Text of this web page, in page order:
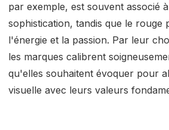
par exemple, est souvent associé à
sophistication, tandis que le rouge
l'énergie et la passion. Par leur
les marques calibrent
qu'elles souhaitent évoquer pour
visuelle avec leurs valeurs